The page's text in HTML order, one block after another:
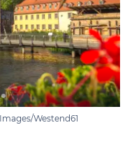
Westend61